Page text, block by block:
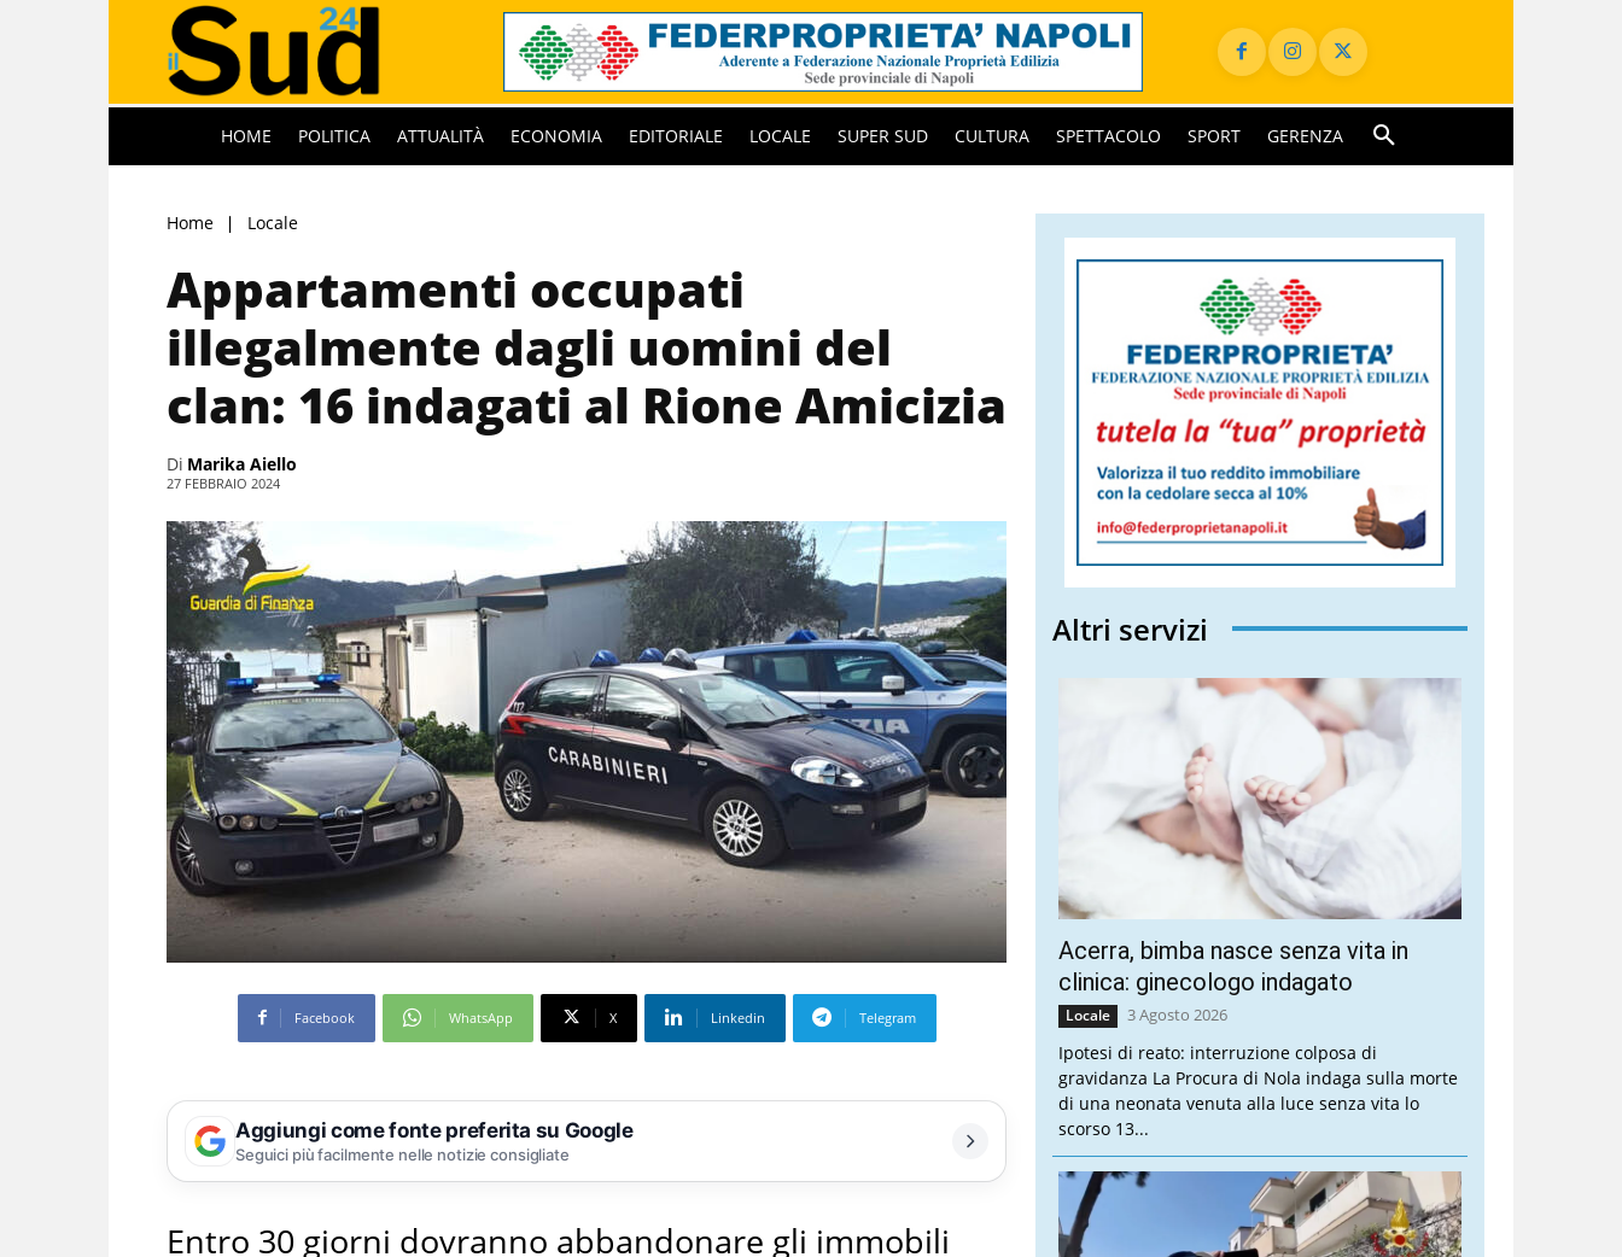
HOME POLITICA ATTUALITÀ ECONOMIA EDITORIALE LOCALE SUPER SUD CULTURA SPETTACOLO SPORT GERENZA
Home Locale
Appartamenti occupati
illegalmente dagli uomini del
clan: 16 indagati al Rione Amicizia
Di Marika Aiello
27 FEBBRAIO 2024
Facebook WhatsApp X Linkedin Telegram
Aggiungi come fonte preferita su Google
Seguici più facilmente nelle notizie consigliate
Entro 30 giorni dovranno abbandonare gli immobili
Altri servizi
Acerra, bimba nasce senza vita in
clinica: ginecologo indagato
Locale 3 Agosto 2026
Ipotesi di reato: interruzione colposa di
gravidanza La Procura di Nola indaga sulla morte
di una neonata venuta alla luce senza vita lo
scorso 13...